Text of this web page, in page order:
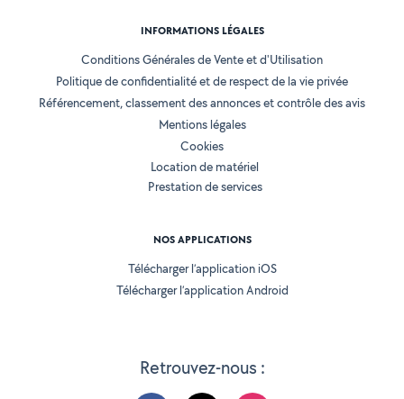
Retrouvez-nous :
INFORMATIONS LÉGALES
Conditions Générales de Vente et d'Utilisation
Politique de confidentialité et de respect de la vie privée
Référencement, classement des annonces et contrôle des avis
Mentions légales
Cookies
Location de matériel
Prestation de services
NOS APPLICATIONS
Télécharger l’application iOS
Télécharger l’application Android